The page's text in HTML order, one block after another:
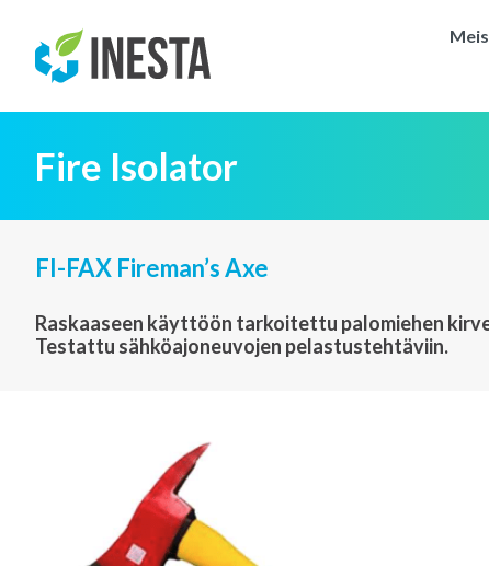
Fire Isolator
FI-FAX Fireman’s Axe
Raskaaseen käyttöön tarkoitettu palomiehen
Testattu sähköajoneuvojen pelastustehtäviin.